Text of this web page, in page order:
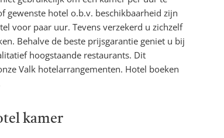
gewenste hotel o.b.v. beschikbaarheid zijn
voor paar uur. Tevens verzekerd u zichzelf
Behalve de beste prijsgarantie geniet u bij
hoogstaande restaurants. Dit
Valk hotelarrangementen. Hotel boeken
kamer